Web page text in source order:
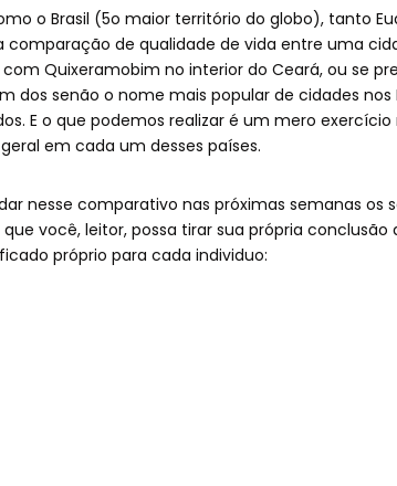
o Brasil (5o maior território do globo), tanto
comparação de qualidade de vida entre uma
Quixeramobim no interior do Ceará, ou se
dos senão o nome mais popular de cidades nos
E o que podemos realizar é um mero
em cada um desses países.
nesse comparativo nas próximas semanas os
você, leitor, possa tirar sua própria
próprio para cada individuo: